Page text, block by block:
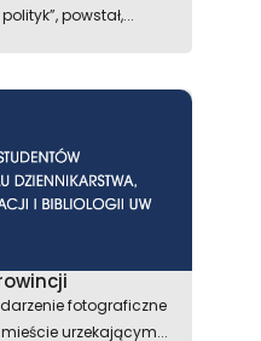
powstał,...
fotograficzne
mieście urzekającym...